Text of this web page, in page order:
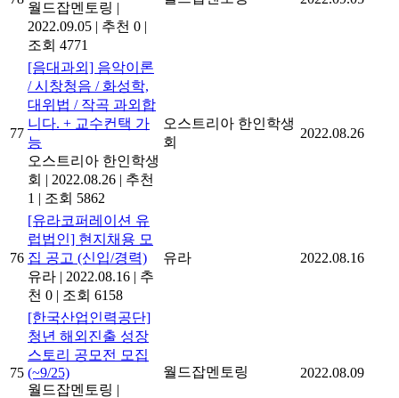
월드잡멘토링 |
2022.09.05 | 추천 0 |
조회 4771
77
[음대과외] 음악이론
/ 시창청음 / 화성학,
대위법 / 작곡 과외합
니다. + 교수컨택 가
능
오스트리아 한인학생
회 | 2022.08.26 | 추천
1 | 조회 5862
오스트리아 한인학생
회
2022.08.26
76
[유라코퍼레이션 유
럽법인] 현지채용 모
집 공고 (신입/경력)
유라 | 2022.08.16 | 추
천 0 | 조회 6158
유라 2022.08.16
75
[한국산업인력공단]
청년 해외진출 성장
스토리 공모전 모집
(~9/25)
월드잡멘토링 |
월드잡멘토링 2022.08.09